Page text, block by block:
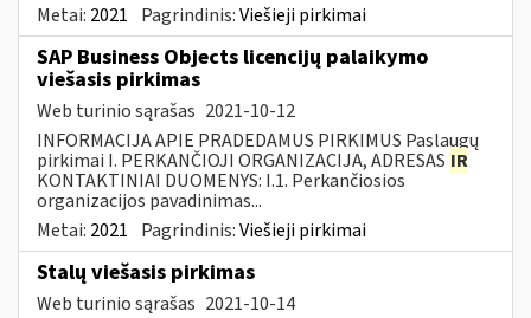
Metai: 2021 Pagrindinis:Viešieji pirkimai
SAP Business Objects licencijų palaikymo
viešasis pirkimas
Web turinio sąrašas 2021-10-12
INFORMACIJA APIE PRADEDAMUS PIRKIMUS Paslaugų
pirkimai I. PERKANČIOJI ORGANIZACIJA, ADRESAS IR
KONTAKTINIAI DUOMENYS: I.1. Perkančiosios
organizacijos pavadinimas...
Metai: 2021 Pagrindinis:Viešieji pirkimai
Stalų viešasis pirkimas
Web turinio sąrašas 2021-10-14